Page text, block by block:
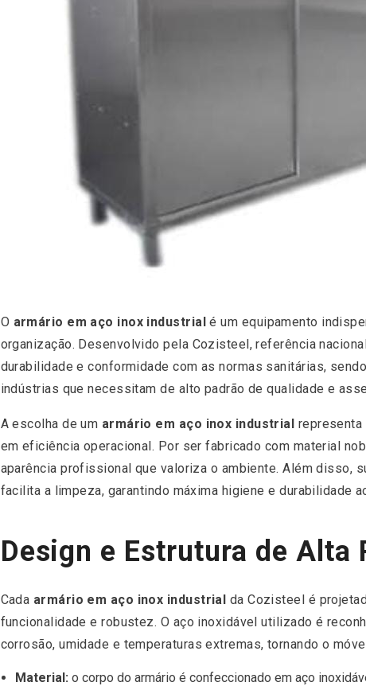
O armário em aço inox industrial é um equipamento
organização. Desenvolvido pela Cozisteel, referência
durabilidade e conformidade com as normas sanitárias,
indústrias que necessitam de alto padrão de qualidade e
A escolha de um armário em aço inox industrial representa
em eficiência operacional. Por ser fabricado com material
aparência profissional que valoriza o ambiente. Além disso,
facilita a limpeza, garantindo máxima higiene e durabilidade
Design e Estrutura de Alta
Cada armário em aço inox industrial da Cozisteel é
funcionalidade e robustez. O aço inoxidável utilizado é
corrosão, umidade e temperaturas extremas, tornando o
Material: o corpo do armário é confeccionado em aço